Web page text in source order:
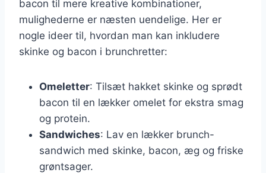
bacon til mere kreative kombinationer,
mulighederne er næsten uendelige. Her er
nogle ideer til, hvordan man kan inkludere
skinke og bacon i brunchretter:
Omeletter: Tilsæt hakket skinke og sprødt
bacon til en lækker omelet for ekstra smag
og protein.
Sandwiches: Lav en lækker brunch-
sandwich med skinke, bacon, æg og friske
grøntsager.